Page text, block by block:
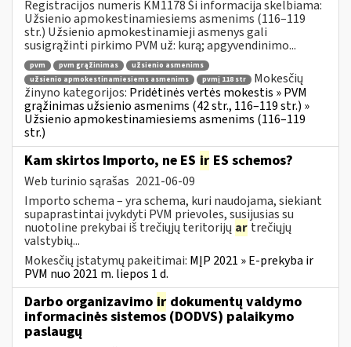
Registracijos numeris KM1178 Ši informacija skelbiama:
Užsienio apmokestinamiesiems asmenims (116–119
str.) Užsienio apmokestinamieji asmenys gali
susigrąžinti pirkimo PVM už: kurą; apgyvendinimo...
pvm pvm grąžinimas
užsienio asmenims
užsienio apmokestinamiesiems asmenims
pvmį 118 str
Mokesčių
žinyno kategorijos: Pridėtinės vertės mokestis » PVM
grąžinimas užsienio asmenims (42 str., 116–119 str.) »
Užsienio apmokestinamiesiems asmenims (116–119
str.)
Kam skirtos Importo, ne ES ir ES schemos?
Web turinio sąrašas 2021-06-09
Importo schema – yra schema, kuri naudojama, siekiant
supaprastintai įvykdyti PVM prievoles, susijusias su
nuotoline prekybai iš trečiųjų teritorijų ar trečiųjų
valstybių...
Mokesčių įstatymų pakeitimai: MĮP 2021 » E-prekyba ir
PVM nuo 2021 m. liepos 1 d.
Darbo organizavimo ir dokumentų valdymo
informacinės sistemos (DODVS) palaikymo
paslaugų